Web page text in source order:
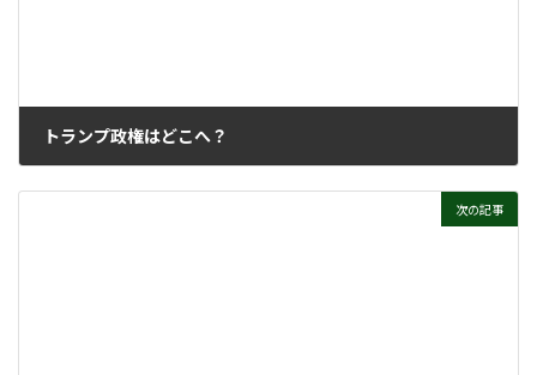
トランプ政権はどこへ？
次の記事